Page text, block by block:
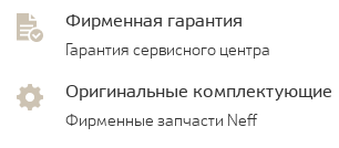
Фирменная гарантия
Гарантия сервисного центра
Оригинальные комплектующие
Фирменные запчасти Neff